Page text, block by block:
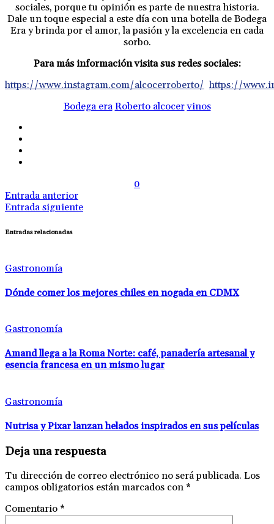
sociales, porque tu opinión es parte de nuestra historia.
Dale un toque especial a este día con una botella de Bodega
Era y brinda por el amor, la pasión y la excelencia en cada
sorbo.
Para más información visita sus redes sociales:
https://www.instagram.com/alcocerroberto/ https://
Bodega era Roberto alcocer vinos
0
Entrada anterior
Entrada siguiente
Entradas relacionadas
Gastronomía
Dónde comer los mejores chiles en nogada en CDMX
Gastronomía
Amand llega a la Roma Norte: café, panadería artesanal y
esencia francesa en un mismo lugar
Gastronomía
Nutrisa y Pixar lanzan helados inspirados en sus películas
Deja una respuesta
Tu dirección de correo electrónico no será publicada. Los
campos obligatorios están marcados con *
Comentario *